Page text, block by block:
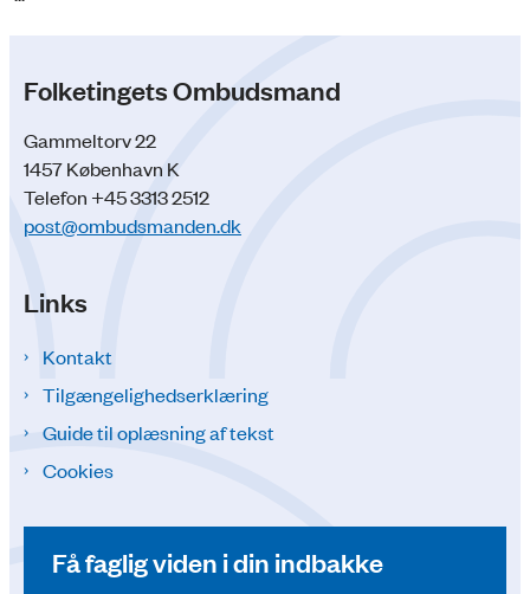
Folketingets Ombudsmand
Gammeltorv 22
1457 København K
Telefon +45 3313 2512
post@ombudsmanden.dk
Links
Kontakt
Tilgængelighedserklæring
Guide til oplæsning af tekst
Cookies
Få faglig viden i din indbakke